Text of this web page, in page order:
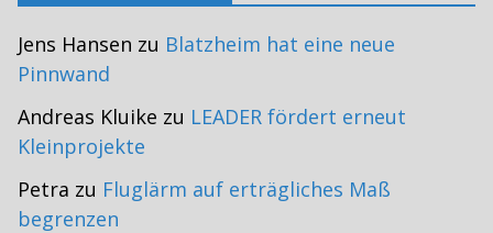
Jens Hansen zu Blatzheim hat eine neue
Pinnwand
Andreas Kluike zu LEADER fördert erneut
Kleinprojekte
Petra zu Fluglärm auf erträgliches Maß
begrenzen